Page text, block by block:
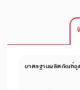
มาตรฐานผลิตภัณฑ์อุ